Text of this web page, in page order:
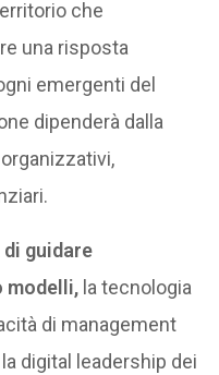
che
una risposta
emergenti del
dipenderà dalla
guidare
modelli, la tecnologia
di management
digital leadership dei